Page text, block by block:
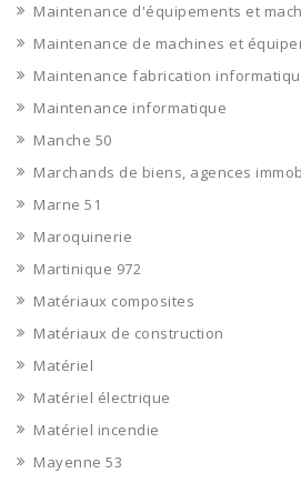
Maintenance d'équipements et
Maintenance de machines et
Maintenance fabrication
Maintenance informatique
Manche 50
Marchands de biens, agences
Marne 51
Maroquinerie
Martinique 972
Matériaux composites
Matériaux de construction
Matériel
Matériel électrique
Matériel incendie
Mayenne 53